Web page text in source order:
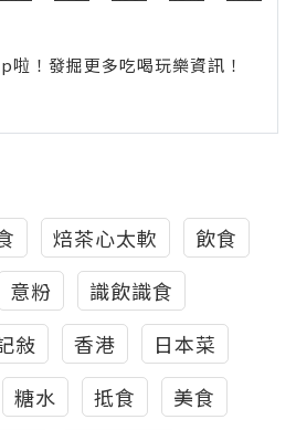
！發掘更多吃喝玩樂資訊！
焙茶心太軟
飲食
意粉
識飲識食
敍 香港
日本菜
糖水 抵食
美食